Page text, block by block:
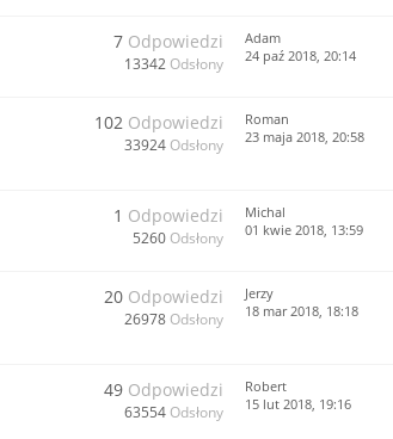
7 Odpowiedzi
13342 Odsłony
Adam
24 paź 2018, 20:14
102 Odpowiedzi
33924 Odsłony
Roman
23 maja 2018, 20:58
1 Odpowiedzi
5260 Odsłony
Michal
01 kwie 2018, 13:59
20 Odpowiedzi
26978 Odsłony
Jerzy
18 mar 2018, 18:18
49 Odpowiedzi
63554 Odsłony
Robert
15 lut 2018, 19:16